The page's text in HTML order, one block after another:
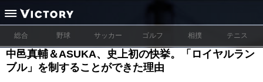
総合 野球 サッカー ゴルフ 相撲 テニス
中邑真輔＆ASUKA、史上初の快挙。「ロイヤルラン
ブル」を制することができた理由